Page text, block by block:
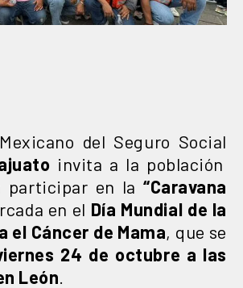
del Seguro Social
invita a la población
participar en la“Caravana
en el Día Mundial de la
el Cáncer de Mama, que se
24 de octubre a las
León